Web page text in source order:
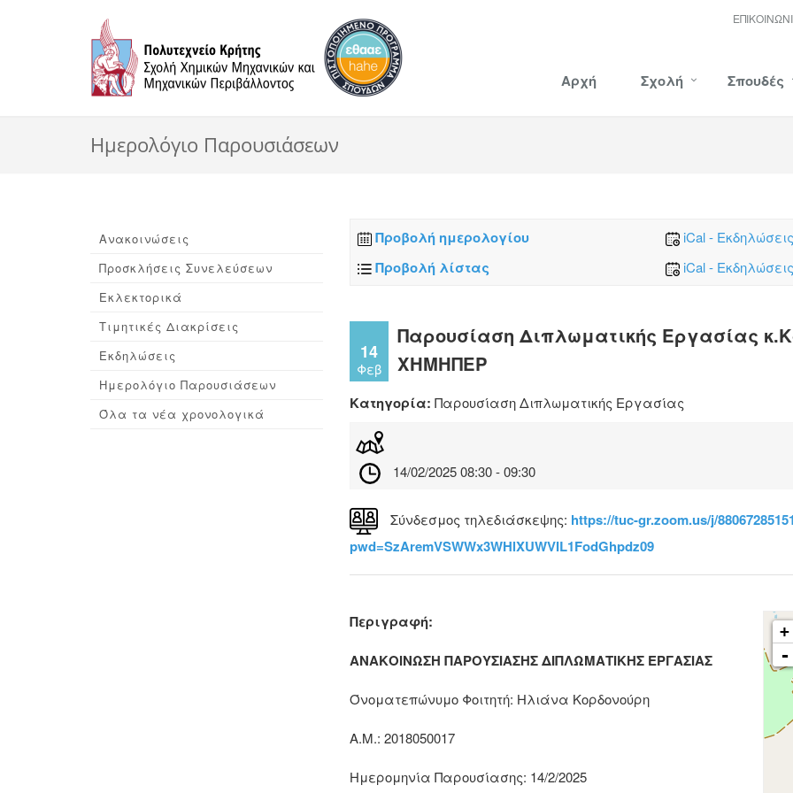
Αρχή Σχολή Σπουδές
Ημερολόγιο Παρουσιάσεων
Ανακοινώσεις
Προσκλήσεις Συνελεύσεων
Εκλεκτορικά
Τιμητικές Διακρίσεις
Εκδηλώσεις
Ημερολόγιο Παρουσιάσεων
Όλα τα νέα χρονολογικά
Προβολή ημερολογίου
Προβολή λίστας
iCal -
iCal -
14
Φεβ
Παρουσίαση Διπλωματικής Εργασίας
ΧΗΜΗΠΕΡ
Κατηγορία: Παρουσίαση Διπλωματικής Εργασίας
14/02/2025 08:30 - 09:30
Σύνδεσμος τηλεδιάσκεψης: https://tuc-gr.zoom.us/j/
pwd=SzAremVSWWx3WHlXUWVIL1FodGhpdz09
+
-
Περιγραφή:
ΑΝΑΚΟΙΝΩΣΗ ΠΑΡΟΥΣΙΑΣΗΣ ΔΙΠΛΩΜΑΤΙΚΗΣ ΕΡΓΑΣΙΑΣ
Όνοματεπώνυμο Φοιτητή: Ηλιάνα Κορδονούρη
Α.Μ.: 2018050017
Ημερομηνία Παρουσίασης: 14/2/2025